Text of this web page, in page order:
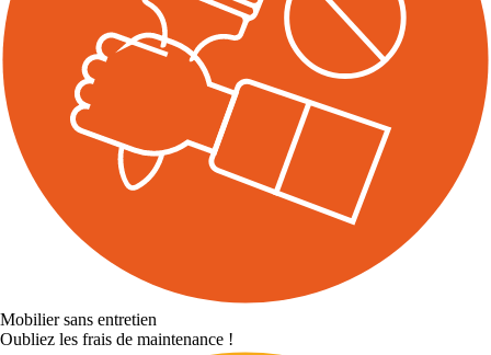
Mobilier sans entretien
Oubliez les frais de maintenance !